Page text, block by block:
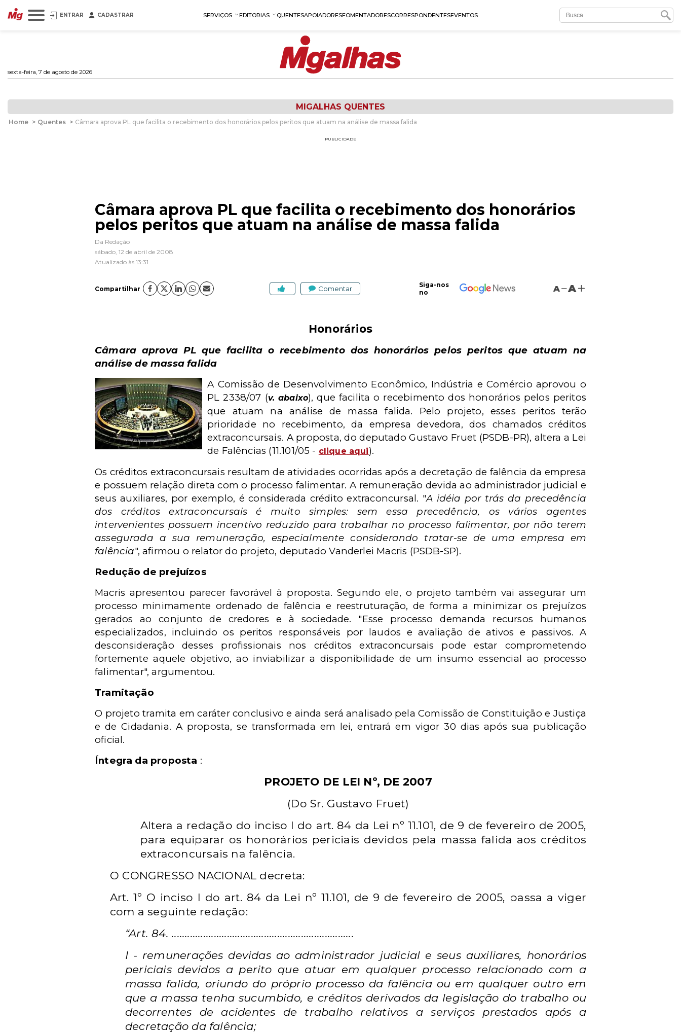
ENTRAR CADASTRAR SERVIÇOS EDITORIAS QUENTESAPOIADORESFOMENTADORESCORRESPONDENTESEVENTOS
sexta-feira, 7 de agosto de 2026
MIGALHAS QUENTES
Home > Quentes > Câmara aprova PL que facilita o recebimento dos honorários pelos peritos que atuam na análise de massa falida
PUBLICIDADE
Câmara aprova PL que facilita o recebimento dos honorários
pelos peritos que atuam na análise de massa falida
Da Redação
sábado, 12 de abril de 2008
Atualizado às 13:31
Compartilhar Comentar
Siga-nos
no
A A
Honorários
Câmara aprova PL que facilita o recebimento dos honorários pelos peritos que atuam na
análise de massa falida
A Comissão de Desenvolvimento Econômico, Indústria e Comércio aprovou o
PL 2338/07 (v. abaixo), que facilita o recebimento dos honorários pelos peritos
que atuam na análise de massa falida. Pelo projeto, esses peritos terão
prioridade no recebimento, da empresa devedora, dos chamados créditos
extraconcursais. A proposta, do deputado Gustavo Fruet (PSDB-PR), altera a Lei
de Falências (11.101/05 - clique aqui).
Os créditos extraconcursais resultam de atividades ocorridas após a decretação de falência da empresa
e possuem relação direta com o processo falimentar. A remuneração devida ao administrador judicial e
seus auxiliares, por exemplo, é considerada crédito extraconcursal. "A idéia por trás da precedência
dos créditos extraconcursais é muito simples: sem essa precedência, os vários agentes
intervenientes possuem incentivo reduzido para trabalhar no processo falimentar, por não terem
assegurada a sua remuneração, especialmente considerando tratar-se de uma empresa em
falência", afirmou o relator do projeto, deputado Vanderlei Macris (PSDB-SP).
Redução de prejuízos
Macris apresentou parecer favorável à proposta. Segundo ele, o projeto também vai assegurar um
processo minimamente ordenado de falência e reestruturação, de forma a minimizar os prejuízos
gerados ao conjunto de credores e à sociedade. "Esse processo demanda recursos humanos
especializados, incluindo os peritos responsáveis por laudos e avaliação de ativos e passivos. A
desconsideração desses profissionais nos créditos extraconcursais pode estar comprometendo
fortemente aquele objetivo, ao inviabilizar a disponibilidade de um insumo essencial ao processo
falimentar", argumentou.
Tramitação
O projeto tramita em caráter conclusivo e ainda será analisado pela Comissão de Constituição e Justiça
e de Cidadania. A proposta, se transformada em lei, entrará em vigor 30 dias após sua publicação
oficial.
Íntegra da proposta :
PROJETO DE LEI Nº, DE 2007
(Do Sr. Gustavo Fruet)
Altera a redação do inciso I do art. 84 da Lei nº 11.101, de 9 de fevereiro de 2005,
para equiparar os honorários periciais devidos pela massa falida aos créditos
extraconcursais na falência.
O CONGRESSO NACIONAL decreta:
Art. 1º O inciso I do art. 84 da Lei nº 11.101, de 9 defevereiro de 2005, passa a viger
com a seguinte redação:
“Art. 84. .....................................................................
I - remunerações devidas ao administrador judicial eseus auxiliares, honorários
periciais devidos a perito que atuar em qualquer processo relacionado com a
massa falida, oriundo do próprio processo da falência ou em qualquer outro em
que a massa tenha sucumbido, e créditos derivados da legislação do trabalho ou
decorrentes de acidentes de trabalho relativos a serviços prestados após a
decretação da falência;